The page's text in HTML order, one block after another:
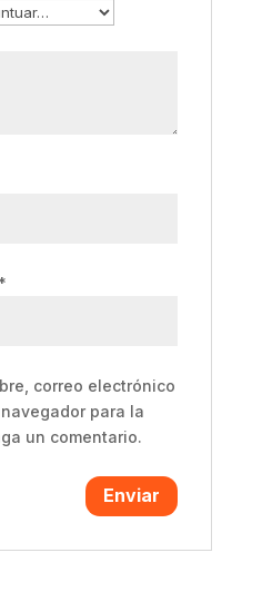
*
correo electrónico
para la
un comentario.